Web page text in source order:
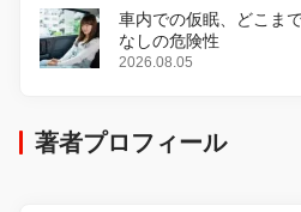
車内での仮眠、どこま
なしの危険性
2026.08.05
著者プロフィール